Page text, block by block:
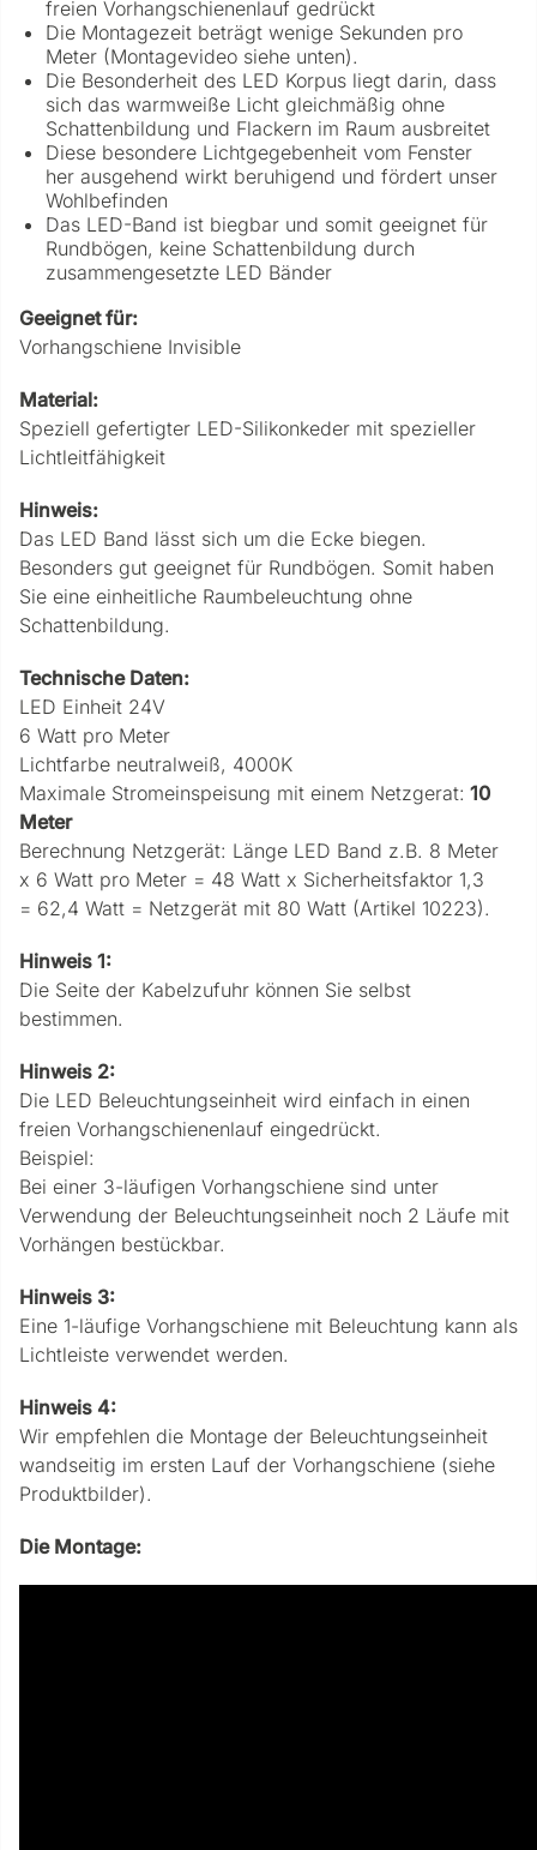
freien Vorhangschienenlauf gedrückt
Die Montagezeit beträgt wenige Sekunden pro
Meter (Montagevideo siehe unten).
Die Besonderheit des LED Korpus liegt darin, dass
sich das warmweiße Licht gleichmäßig ohne
Schattenbildung und Flackern im Raum ausbreitet
Diese besondere Lichtgegebenheit vom Fenster
her ausgehend wirkt beruhigend und fördert unser
Wohlbefinden
Das LED-Band ist biegbar und somit geeignet für
Rundbögen, keine Schattenbildung durch
zusammengesetzte LED Bänder
Geeignet für:
Vorhangschiene Invisible
Material:
Speziell gefertigter LED-Silikonkeder mit spezieller
Lichtleitfähigkeit
Hinweis:
Das LED Band lässt sich um die Ecke biegen.
Besonders gut geeignet für Rundbögen. Somit haben
Sie eine einheitliche Raumbeleuchtung ohne
Schattenbildung.
Technische Daten:
LED Einheit 24V
6 Watt pro Meter
Lichtfarbe neutralweiß, 4000K
Maximale Stromeinspeisung mit einem Netzgerat: 10
Meter
Berechnung Netzgerät: Länge LED Band z.B. 8 Meter
x 6 Watt pro Meter = 48 Watt x Sicherheitsfaktor 1,3
= 62,4 Watt = Netzgerät mit 80 Watt (Artikel 10223).
Hinweis 1:
Die Seite der Kabelzufuhr können Sie selbst
bestimmen.
Hinweis 2:
Die LED Beleuchtungseinheit wird einfach in einen
freien Vorhangschienenlauf eingedrückt.
Beispiel:
Bei einer 3-läufigen Vorhangschiene sind unter
Verwendung der Beleuchtungseinheit noch 2 Läufe mit
Vorhängen bestückbar.
Hinweis 3:
Eine 1-läufige Vorhangschiene mit Beleuchtung kann als
Lichtleiste verwendet werden.
Hinweis 4:
Wir empfehlen die Montage der Beleuchtungseinheit
wandseitig im ersten Lauf der Vorhangschiene (siehe
Produktbilder).
Die Montage: